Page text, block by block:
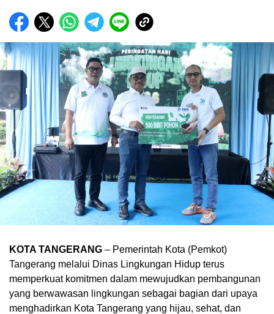
KOTA TANGERANG – Pemerintah Kota (Pemkot)
Tangerang melalui Dinas Lingkungan Hidup terus
memperkuat komitmen dalam mewujudkan pembangunan
yang berwawasan lingkungan sebagai bagian dari upaya
menghadirkan Kota Tangerang yang hijau, sehat, dan